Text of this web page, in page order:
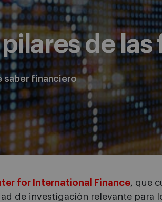
de las
saber financiero
for International Finance, que
de investigación relevante para